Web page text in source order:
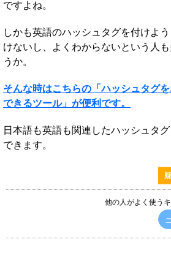
ですよね。
しかも英語のハッシュタグを付けよ
けないし、よくわからないという人
うか。
そんな時はこちらの「ハッシュタグ
できるツール」が便利です。
日本語も英語も関連したハッシュタ
できます。
他の人がよく使う